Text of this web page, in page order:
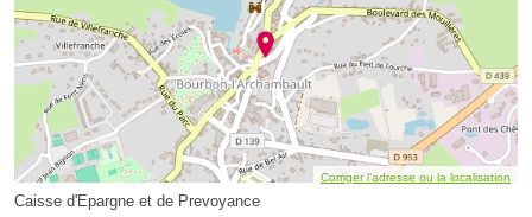
Corriger l’adresse ou la localisation
Caisse d'Epargne et de Prevoyance